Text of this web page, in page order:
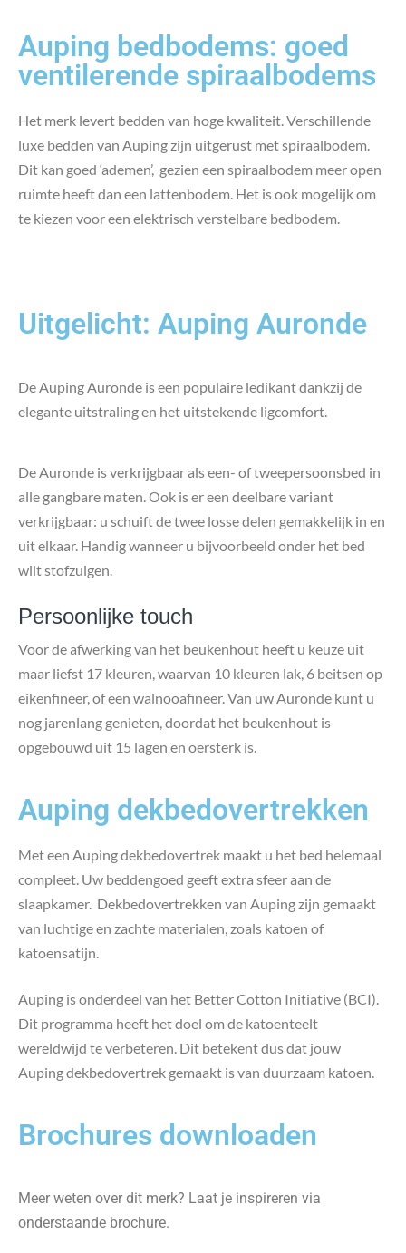
Auping bedbodems: goed
ventilerende spiraalbodems
Het merk levert bedden van hoge kwaliteit. Verschillende
luxe bedden van Auping zijn uitgerust met spiraalbodem.
Dit kan goed ‘ademen’, gezien een spiraalbodem meer open
ruimte heeft dan een lattenbodem. Het is ook mogelijk om
te kiezen voor een elektrisch verstelbare bedbodem.
Uitgelicht: Auping Auronde
De Auping Auronde is een populaire ledikant dankzij de
elegante uitstraling en het uitstekende ligcomfort.
De Auronde is verkrijgbaar als een- of tweepersoonsbed in
alle gangbare maten. Ook is er een deelbare variant
verkrijgbaar: u schuift de twee losse delen gemakkelijk in en
uit elkaar. Handig wanneer u bijvoorbeeld onder het bed
wilt stofzuigen.
Persoonlijke touch
Voor de afwerking van het beukenhout heeft u keuze uit
maar liefst 17 kleuren, waarvan 10 kleuren lak, 6 beitsen op
eikenfineer, of een walnooafineer. Van uw Auronde kunt u
nog jarenlang genieten, doordat het beukenhout is
opgebouwd uit 15 lagen en oersterk is.
Auping dekbedovertrekken
Met een Auping dekbedovertrek maakt u het bed helemaal
compleet. Uw beddengoed geeft extra sfeer aan de
slaapkamer. Dekbedovertrekken van Auping zijn gemaakt
van luchtige en zachte materialen, zoals katoen of
katoensatijn.
Auping is onderdeel van het Better Cotton Initiative (BCI).
Dit programma heeft het doel om de katoenteelt
wereldwijd te verbeteren. Dit betekent dus dat jouw
Auping dekbedovertrek gemaakt is van duurzaam katoen.
Brochures downloaden
Meer weten over dit merk? Laat je inspireren via
onderstaande brochure.